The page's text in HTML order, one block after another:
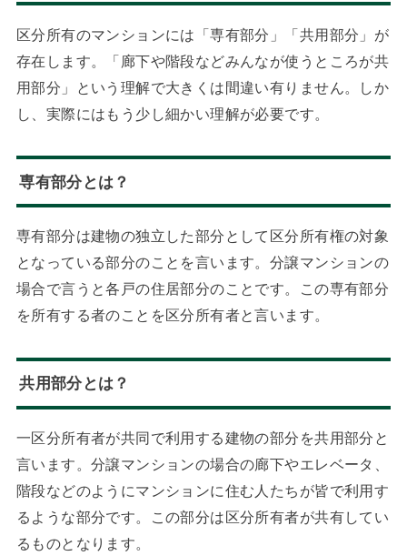
区分所有のマンションには「専有部分」「共用部分」が
存在します。「廊下や階段などみんなが使うところが共
用部分」という理解で大きくは間違い有りません。しか
し、実際にはもう少し細かい理解が必要です。
専有部分とは？
専有部分は建物の独立した部分として区分所有権の対象
となっている部分のことを言います。分譲マンションの
場合で言うと各戸の住居部分のことです。この専有部分
を所有する者のことを区分所有者と言います。
共用部分とは？
一区分所有者が共同で利用する建物の部分を共用部分と
言います。分譲マンションの場合の廊下やエレベータ、
階段などのようにマンションに住む人たちが皆で利用す
るような部分です。この部分は区分所有者が共有してい
るものとなります。